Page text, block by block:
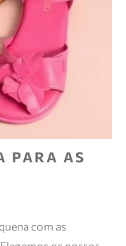
PARA AS
com as